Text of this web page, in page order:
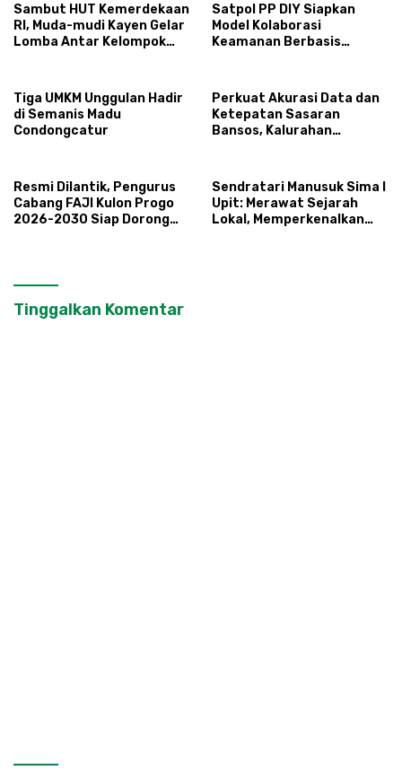
Sambut HUT Kemerdekaan
RI, Muda-mudi Kayen Gelar
Lomba Antar Kelompok
Satpol PP DIY Siapkan
Model Kolaborasi
Keamanan Berbasis
Tiga UMKM Unggulan Hadir
di Semanis Madu
Condongcatur
Perkuat Akurasi Data dan
Ketepatan Sasaran
Bansos, Kalurahan
Perlinsos
Resmi Dilantik, Pengurus
Cabang FAJI Kulon Progo
2026-2030 Siap Dorong
Sendratari Manusuk Sima I
Upit: Merawat Sejarah
Lokal, Memperkenalkan
Tinggalkan Komentar